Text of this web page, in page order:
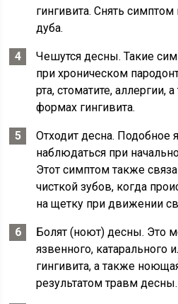
гингивита. Снять
дуба.
Чешутся десны. Такие
при хроническом
рта, стоматите, аллергии,
формах гингивита.
Отходит десна. Подобное
наблюдаться при
Этот симптом также
чисткой зубов, когда
на щетку при движении
Болят (ноют) десны. Это
язвенного, катарального
гингивита, а также
результатом травм десны.